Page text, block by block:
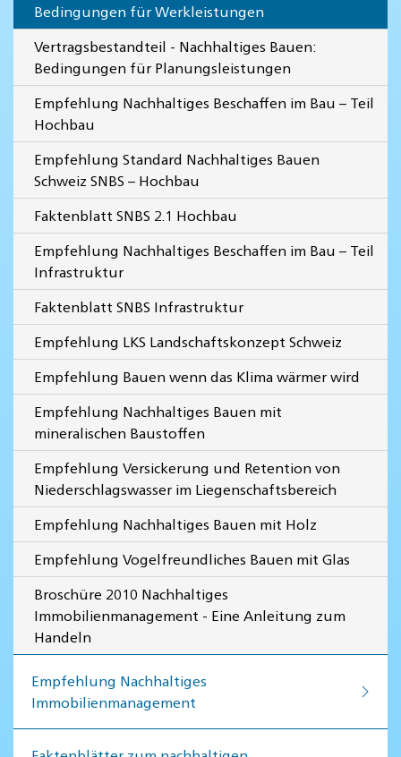
Bedingungen für Werkleistungen
Vertragsbestandteil - Nachhaltiges Bauen:
Bedingungen für Planungsleistungen
Empfehlung Nachhaltiges Beschaffen im Bau – Teil
Hochbau
Empfehlung Standard Nachhaltiges Bauen
Schweiz SNBS – Hochbau
Faktenblatt SNBS 2.1 Hochbau
Empfehlung Nachhaltiges Beschaffen im Bau – Teil
Infrastruktur
Faktenblatt SNBS Infrastruktur
Empfehlung LKS Landschaftskonzept Schweiz
Empfehlung Bauen wenn das Klima wärmer wird
Empfehlung Nachhaltiges Bauen mit
mineralischen Baustoffen
Empfehlung Versickerung und Retention von
Niederschlagswasser im Liegenschaftsbereich
Empfehlung Nachhaltiges Bauen mit Holz
Empfehlung Vogelfreundliches Bauen mit Glas
Broschüre 2010 Nachhaltiges
Immobilienmanagement - Eine Anleitung zum
Handeln
Empfehlung Nachhaltiges
Immobilienmanagement